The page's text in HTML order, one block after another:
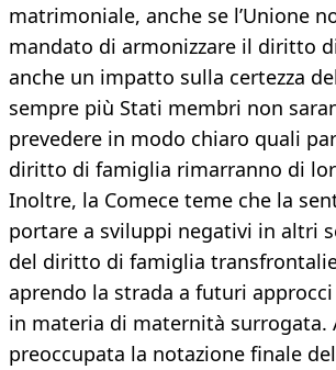
matrimoniale, anche se l’Unione
mandato di armonizzare il diritto
anche un impatto sulla certezza
sempre più Stati membri non
prevedere in modo chiaro quali
diritto di famiglia rimarranno di
Inoltre, la Comece teme che la
portare a sviluppi negativi in altri
del diritto di famiglia
aprendo la strada a futuri
in materia di maternità surrogata.
preoccupata la notazione finale